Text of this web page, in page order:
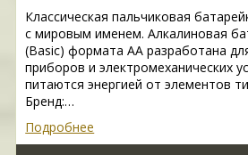
Классическая пальчиковая
с мировым именем. Алкалиновая
(Basic) формата AA разработана
приборов и электромеханических
питаются энергией от элементов
Бренд:…
Подробнее